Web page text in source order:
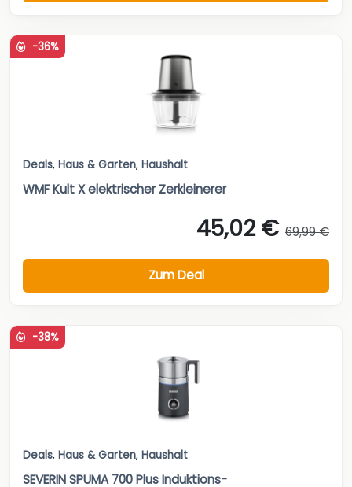
-36%
Deals, Haus & Garten, Haushalt
WMF Kult X elektrischer Zerkleinerer
45,02 € 69,99 €
Zum Deal
-38%
Deals, Haus & Garten, Haushalt
SEVERIN SPUMA 700 Plus Induktions-